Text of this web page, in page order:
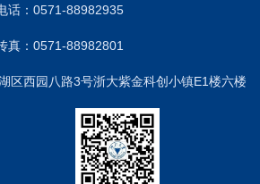
话：0571-88982935
真：0571-88982801
区西园八路3号浙大紫金科创小镇E1楼六楼